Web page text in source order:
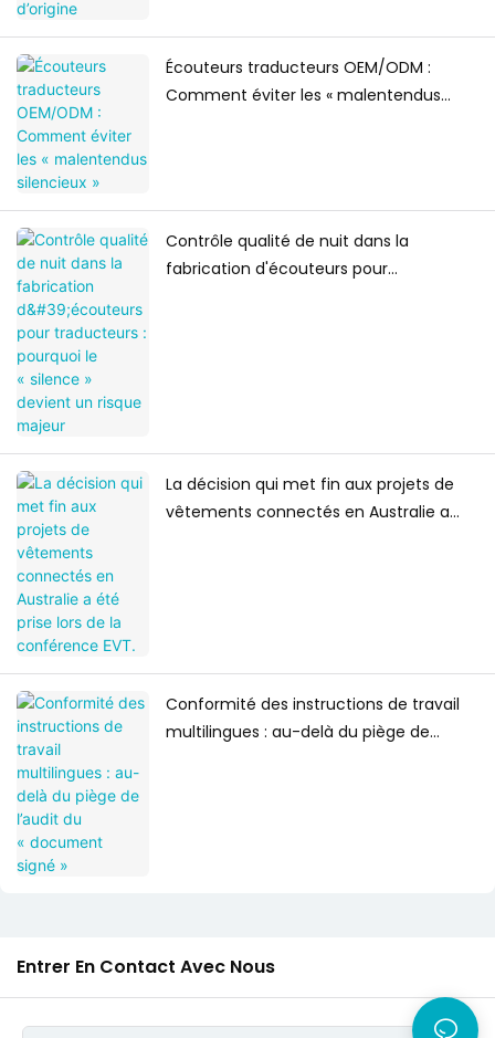
Écouteurs traducteurs OEM/ODM :
Comment éviter les « malentendus
Contrôle qualité de nuit dans la
fabrication d'écouteurs pour
La décision qui met fin aux projets de
vêtements connectés en Australie a
Conformité des instructions de travail
multilingues : au-delà du piège de
Entrer En Contact Avec Nous